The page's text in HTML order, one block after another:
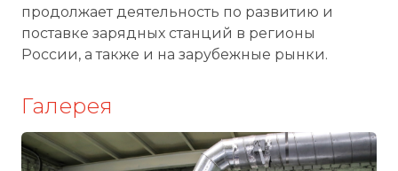
продолжает деятельность по развитию и
поставке зарядных станций в регионы
России, а также и на зарубежные рынки.
Галерея